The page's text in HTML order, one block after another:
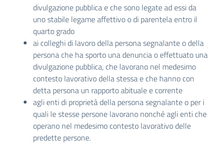
divulgazione pubblica e che sono legate ad essi da
uno stabile legame affettivo o di parentela entro il
quarto grado
ai colleghi di lavoro della persona segnalante o della
persona che ha sporto una denuncia o effettuato una
divulgazione pubblica, che lavorano nel medesimo
contesto lavorativo della stessa e che hanno con
detta persona un rapporto abituale e corrente
agli enti di proprietà della persona segnalante o per i
quali le stesse persone lavorano nonché agli enti che
operano nel medesimo contesto lavorativo delle
predette persone.